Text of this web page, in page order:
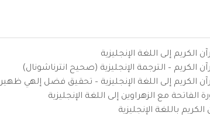
الكريم إلى اللغة الإنجليزية
الكريم – الترجمة الإنجليزية (صحيح انترناشونال)
الكريم إلى اللغة الإنجليزية – تحقيق فضل إلهي ظهير
مع الزهراوين إلى اللغة الإنجليزية
باللغة الإنجليزية